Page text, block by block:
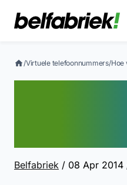
/Virtuele telefoonnummers/Hoe
Belfabriek / 08 Apr 2014